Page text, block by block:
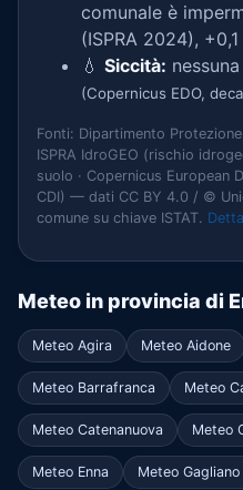
comunale è
(ISPRA 2024),
💧 Siccità:
(Copernicus EDO,
Fonti: Dipartimento
ISPRA IdroGEO (rischio
suolo · Copernicus European
CDI) — dati CC BY 4.0 / ©
comune su chiave ISTAT.
Meteo in provincia di
Meteo Agira Meteo Aidone
Meteo Barrafranca Meteo
Meteo Catenanuova Meteo
Meteo Enna Meteo